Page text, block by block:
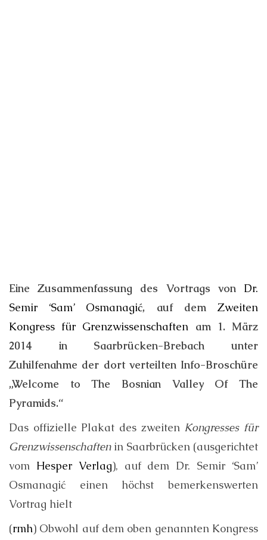
Eine Zusammenfassung des Vortrags von
Dr.
Semir ‘Sam’ Osmanagić, auf dem
Zweiten
Kongress für Grenzwissenschaften am 1. März
2014 in Saarbrücken-Brebach unter
Zuhilfenahme der dort verteilten Info-Broschüre
„Welcome to The Bosnian Valley Of The
Pyramids.“
Das offizielle Plakat des zweiten Kongresses für
Grenzwissenschaftenin Saarbrücken (ausgerichtet
vom Hesper Verlag), auf dem Dr. Semir ‘Sam’
Osmanagić einen höchst bemerkenswerten
Vortrag hielt
(rmh) Obwohl auf dem oben genannten Kongress